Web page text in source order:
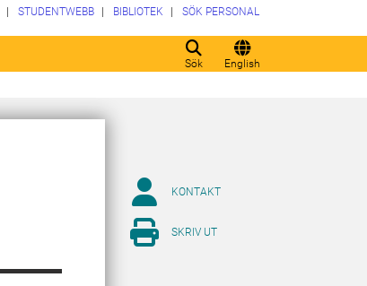
Sök English
STUDENTWEBB BIBLIOTEK SÖK PERSONAL
KONTAKT
SKRIV UT